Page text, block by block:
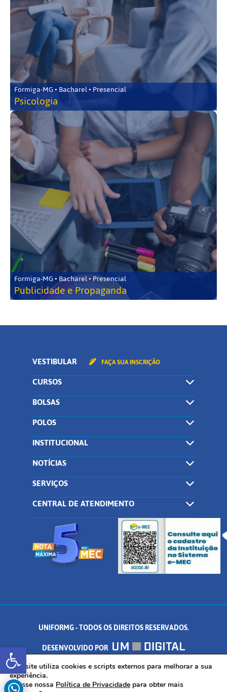
Abrir a barra de ferramentas
Formiga-MG • Bacharel • Presencial
Psicologia
Formiga-MG • Bacharel • Presencial
Publicidade e Propaganda
VESTIBULAR FAÇA SUA INSCRIÇÃO
CURSOS
BOLSAS
POLOS
INSTITUCIONAL
NOTÍCIAS
SERVIÇOS
CENTRAL DE ATENDIMENTO
UNIFORMG - TODOS OS DIREITOS RESERVADOS.
DESENVOLVIDO POR
AV. DR. ARNALDO DE SENNA, 328 - PALMEIRAS, FORMIGA/MG - CEP:
35.574.530
Este site utiliza cookies e scripts externos para melhorar a sua
experiência.
Acesse nossa Política de Privacidade para obter mais